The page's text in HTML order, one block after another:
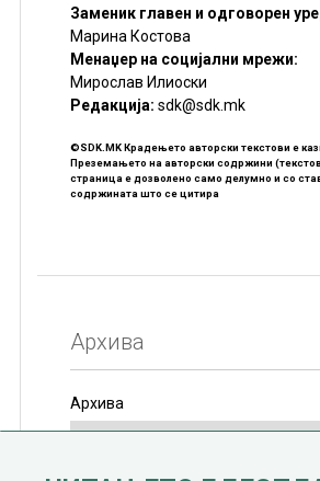
Заменик главен и одговорен
Марина Костова
Менаџер на социјални мрежи:
Мирослав Илиоски
Редакцијa: sdk@sdk.mk
©SDK.MK Крадењето авторски текстови е
Преземањето на авторски содржини
страница е дозволено само делумно и со
содржината што се цитира
Архива
Архива